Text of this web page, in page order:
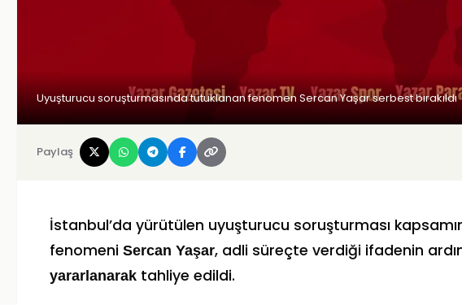
Uyuşturucu soruşturmasında tutuklanan fenomen Sercan Yaşar serbest bırakıldı
Paylaş
İstanbul’da yürütülen uyuşturucu soruşturması
fenomeni Sercan Yaşar, adli süreçte verdiği ifadenin
yararlanarak tahliye edildi.